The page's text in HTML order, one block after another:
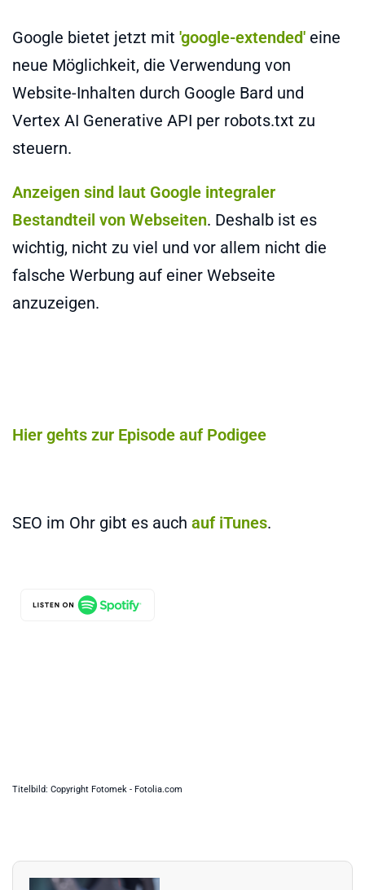
Google bietet jetzt mit 'google-extended' eine
neue Möglichkeit, die Verwendung von
Website-Inhalten durch Google Bard und
Vertex AI Generative API per robots.txt zu
steuern.
Anzeigen sind laut Google integraler
Bestandteil von Webseiten. Deshalb ist es
wichtig, nicht zu viel und vor allem nicht die
falsche Werbung auf einer Webseite
anzuzeigen.
Hier gehts zur Episode auf Podigee
SEO im Ohr gibt es auch auf iTunes.
Titelbild: Copyright Fotomek - Fotolia.com